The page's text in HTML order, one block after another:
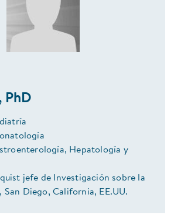
PhD
Hepatología y
jefe de Investigación sobre la
San Diego, California, EE.UU.